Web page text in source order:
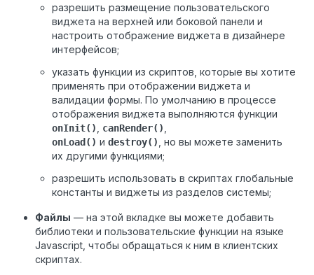
разрешить размещение пользовательского
виджета на верхней или боковой панели и
настроить отображение виджета в дизайнере
интерфейсов;
указать функции из скриптов, которые вы хотите
применять при отображении виджета и
валидации формы. По умолчанию в процессе
отображения виджета выполняются функции
onInit() canRender()
onLoad() и destroy()
но вы можете заменить
их другими функциями;
разрешить использовать в скриптах глобальные
константы и виджеты из разделов системы;
Файлы — на этой вкладке вы можете добавить
библиотеки и пользовательские функции на языке
Javascript, чтобы обращаться к ним в клиентских
скриптах.